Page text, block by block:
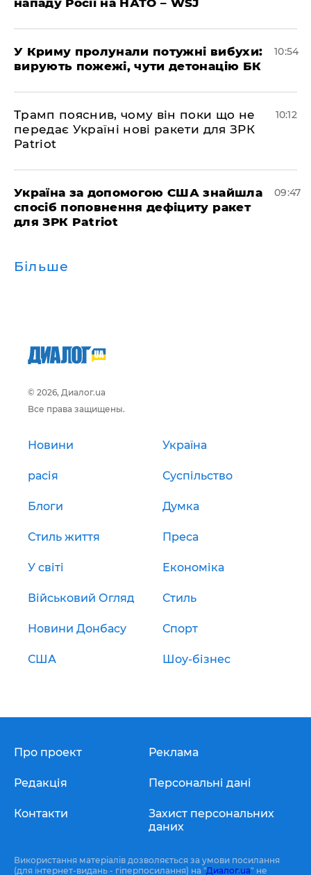
У Криму пролунали потужні вибухи:
вирують пожежі, чути детонацію БК
10:54
Трамп пояснив, чому він поки що не
передає Україні нові ракети для ЗРК
Patriot
10:12
Україна за допомогою США знайшла
спосіб поповнення дефіциту ракет
для ЗРК Patriot
09:47
Більше
© 2026, Диалог.ua
Все права защищены.
Новини Україна
расія Суспільство
Блоги Думка
Стиль життя Преса
У світі Економіка
Військовий Огляд Стиль
Новини Донбасу Спорт
США Шоу-бізнес
Про проект
Редакція
Контакти
Реклама
Персональні дані
Захист персональних
даних
Використання матеріалів дозволяється за умови посилання
(для інтернет-видань - гіперпосилання) на "Диалог.ua" не